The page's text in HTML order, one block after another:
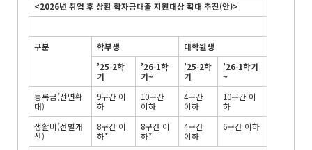
<2026년 취업 후 상환 학자금대출 지원대상 확대 추진(안)>
구분 학부생
대학원생
’25-2학
기
’26-1학
기~
’25-2학
기
’26-1학기
~
등록금(전면확
대)
9구간 이
하
10구간
이하
4구간
이하
10구간 이
하
생활비(선별개
선)
8구간 이
하*
8구간 이
하*
4구간
이하
6구간 이하